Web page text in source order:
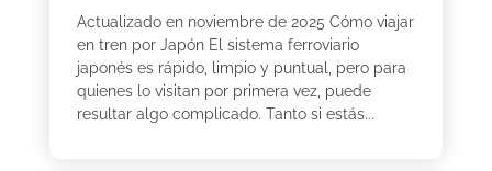
Actualizado en noviembre de 2025 Cómo viajar
en tren por Japón El sistema ferroviario
japonés es rápido, limpio y puntual, pero para
quienes lo visitan por primera vez, puede
resultar algo complicado. Tanto si estás...